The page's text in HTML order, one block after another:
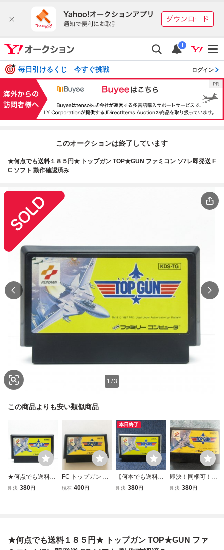
i
毎日引けるくじ 今すぐ挑戦 ログイン
このオークションは終了しています
★何点でも送料１８５円★ トップガン TOP★GUN ファミコン ソ7レ即発送 F
C ソフト 動作確認済み
1 /3
この商品よりも安い類似商品
★何点でも送料１
８５円★ トップガ
即決 380円
FC トップガン ソ
フトのみ 【動作確
現在 400円
本日終了
【何本でも送料23
0円！出品多数】
即決 380円
即決！同梱可！
ファミコン トッ
即決 380円
★何点でも送料１８５円★ トップガン TOP★GUN ファ